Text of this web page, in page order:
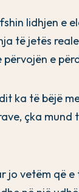
lidhjen e
të jetës
përvojën e
ka të bëjë
çka mund
jo vetëm që